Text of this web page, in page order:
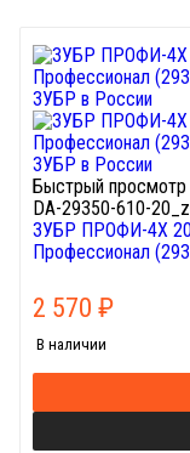
Быстрый просмотр
DA-29350-610-
ЗУБР ПРОФИ-4Х
Профессионал
2 570 ₽
В наличии